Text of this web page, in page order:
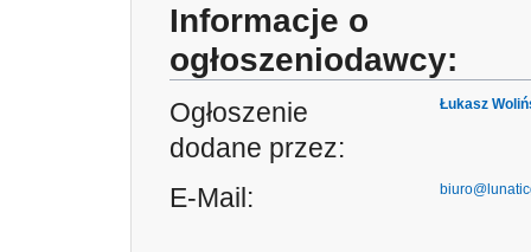
Informacje o
ogłoszeniodawcy:
Ogłoszenie
dodane przez:
Łukasz
E-Mail: